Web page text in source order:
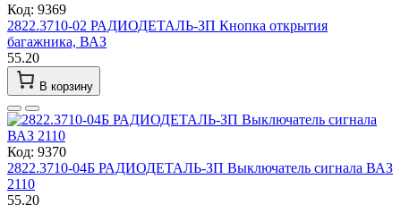
Код: 9369
2822.3710-02 РАДИОДЕТАЛЬ-ЗП Кнопка открытия
багажника, ВАЗ
55.20
В корзину
Код: 9370
2822.3710-04Б РАДИОДЕТАЛЬ-ЗП Выключатель сигнала ВАЗ
2110
55.20